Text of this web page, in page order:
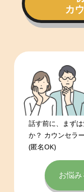
カ
話す前に、まず
か？ カウンセラ
(匿名OK)
お悩